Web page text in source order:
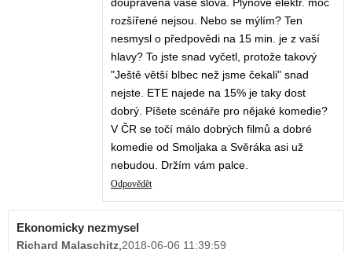
doupravená vaše slova. Plynové elektr. moc
rozšířené nejsou. Nebo se mýlím? Ten
nesmysl o předpovědi na 15 min. je z vaší
hlavy? To jste snad vyčetl, protože takový
"Ještě větší blbec než jsme čekali" snad
nejste. ETE najede na 15% je taky dost
dobrý. Píšete scénáře pro nějaké komedie?
V ČR se točí málo dobrých filmů a dobré
komedie od Smoljaka a Svěráka asi už
nebudou. Držím vám palce.
Odpovědět
Ekonomicky nezmysel
Richard Malaschitz,2018-06-06 11:39:59